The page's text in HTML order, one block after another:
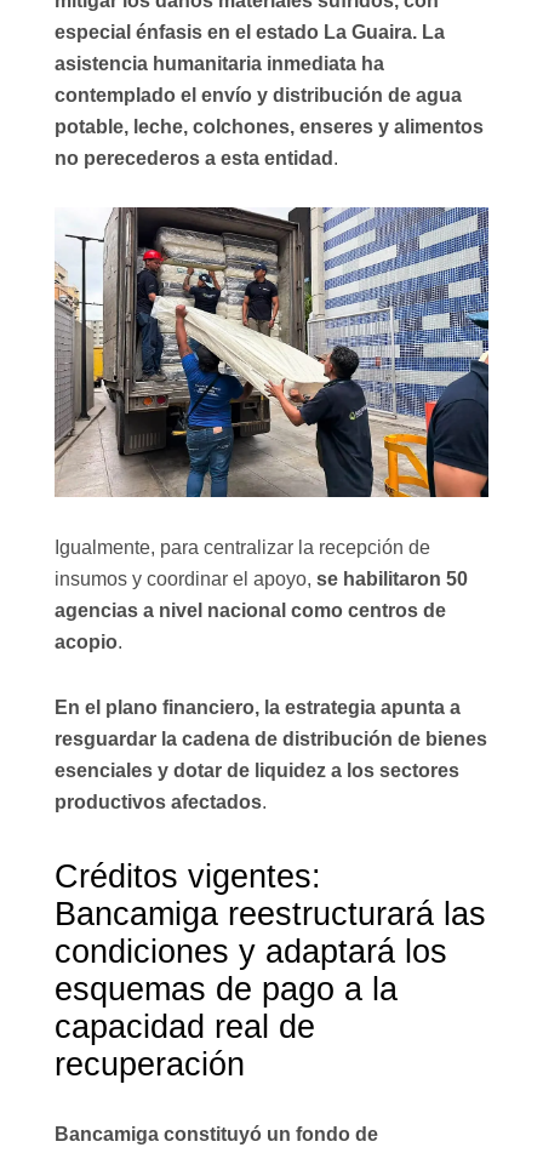
especial énfasis en el estado La Guaira. La
asistencia humanitaria inmediata ha
contemplado el envío y distribución de agua
potable, leche, colchones, enseres y alimentos
no perecederos a esta entidad .
Igualmente, para centralizar la recepción de
insumos y coordinar el apoyo, se habilitaron 50
agencias a nivel nacional como centros de
acopio.
En el plano financiero, la estrategia apunta a
resguardar la cadena de distribución de bienes
esenciales y dotar de liquidez a los sectores
productivos afectados.
Créditos vigentes:
Bancamiga reestructurará las
condiciones y adaptará los
esquemas de pago a la
capacidad real de
recuperación
Bancamiga constituyó un fondo de